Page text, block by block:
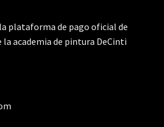
plataforma de pago oficial de
la academia de pintura DeCinti